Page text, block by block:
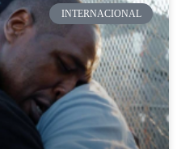
INTERNACIONAL